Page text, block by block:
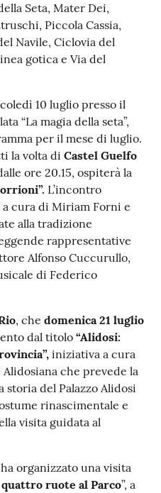
Seta, Mater Dei,
Piccola Cassia,
Navile, Ciclovia del
gotica e Via del
10 luglio presso il
“La magia della seta”,
per il mese di luglio.
la volta di Castel Guelfo
ore 20.15, ospiterà la
L’incontro
cura di Miriam Forni e
alla tradizione
rappresentative
Alfonso Cuccurullo,
di Federico
, che domenica 21 luglio
dal titolo“Alidosi:
iniziativa a cura
Alidosiana che prevede la
del Palazzo Alidosi
rinascimentale e
visita guidata al
organizzato una visita
ruote al Parco”, a